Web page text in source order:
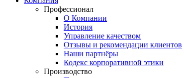
Профессионал
О Компании
История
Управление качеством
Отзывы и рекомендации клиентов
Наши партнёры
Кодекс корпоративной этики
Производство